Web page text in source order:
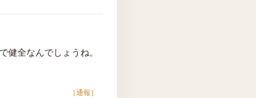
全なんでしょうね。
［通報］